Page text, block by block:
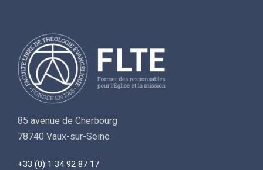
85 avenue de Cherbourg
78740 Vaux-sur-Seine
+33 (0) 1 34 92 87 17